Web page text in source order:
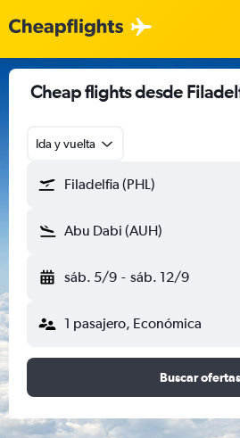
Cheap flights desde
Ida y vuelta
Filadelfia (PHL)
Abu Dabi (AUH)
sáb. 5/9 - sáb. 12/9
1 pasajero, Económica
Buscar ofertas